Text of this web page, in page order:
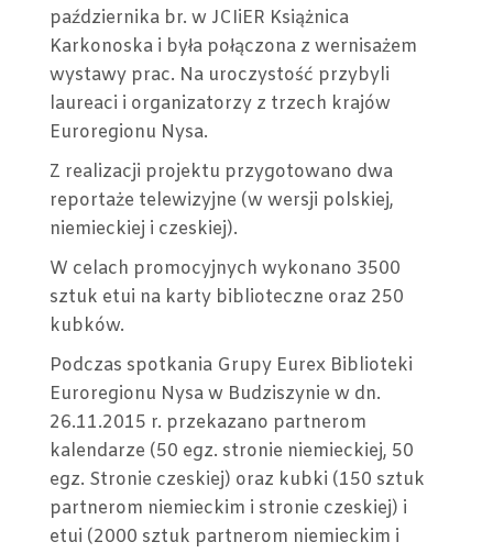
października br. w JCIiER Książnica
Karkonoska i była połączona z wernisażem
wystawy prac. Na uroczystość przybyli
laureaci i organizatorzy z trzech krajów
Euroregionu Nysa.
Z realizacji projektu przygotowano dwa
reportaże telewizyjne (w wersji polskiej,
niemieckiej i czeskiej).
W celach promocyjnych wykonano 3500
sztuk etui na karty biblioteczne oraz 250
kubków.
Podczas spotkania Grupy Eurex Biblioteki
Euroregionu Nysa w Budziszynie w dn.
26.11.2015 r. przekazano partnerom
kalendarze (50 egz. stronie niemieckiej, 50
egz. Stronie czeskiej) oraz kubki (150 sztuk
partnerom niemieckim i stronie czeskiej) i
etui (2000 sztuk partnerom niemieckim i